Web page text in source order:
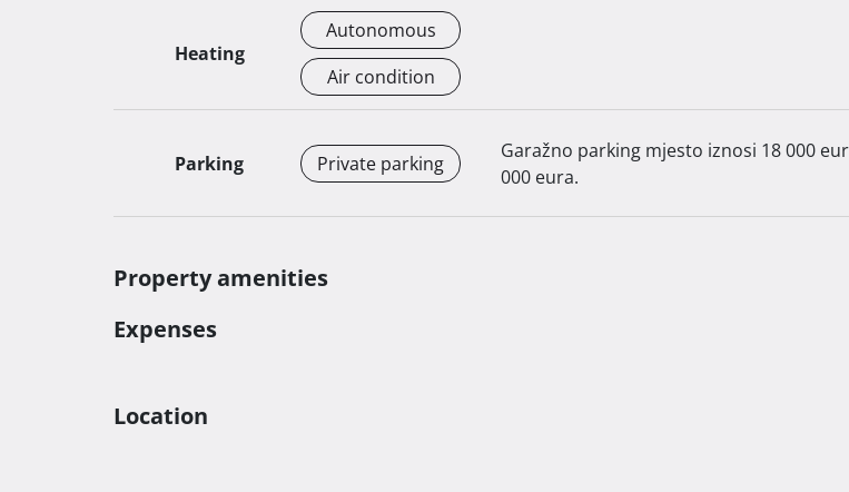
Garažno parking mjesto iznosi 18 000 eura, a vanjsko 10 000 eura.
Realizacija projekta počinje sredinom 2025., a plaćanje je fleksibilno, po fazama
Za više informacija i dogovor o razgledavanju, slobodno nas kontaktirajte.
Heating
Autonomous
Air condition
Parking Private parking
Garažno parking mjesto iznosi 18 000
000 eura.
Property amenities
Expenses
Location